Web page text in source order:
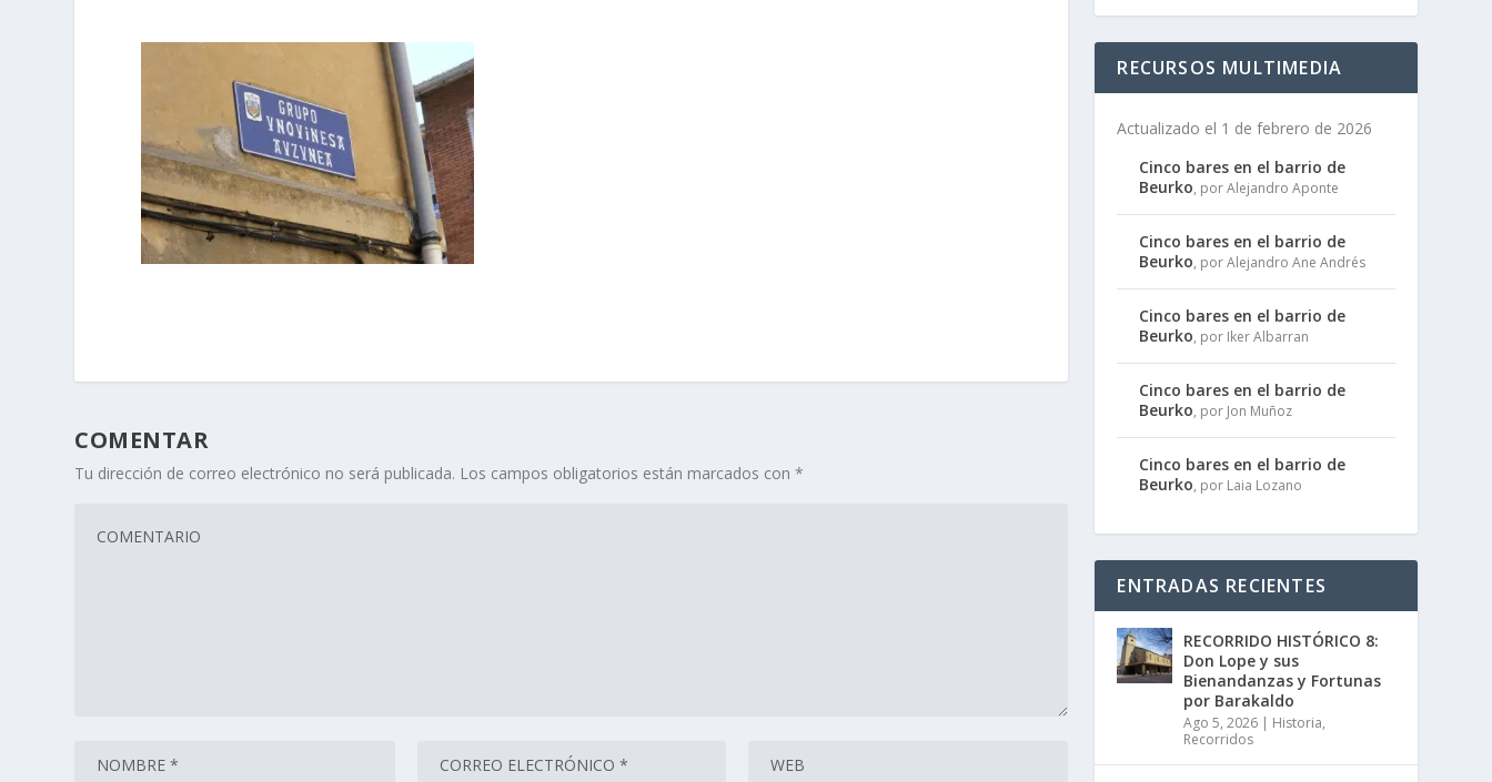
COMENTAR
Tu dirección de correo electrónico no será publicada. Los campos obligatorios están marcados con*
RECURSOS MULTIMEDIA
Actualizado el 1 de febrero de 2026
Cinco bares en el barrio de
Beurko, por Alejandro Aponte
Cinco bares en el barrio de
Beurko, por Alejandro Ane Andrés
Cinco bares en el barrio de
Beurko, por Iker Albarran
Cinco bares en el barrio de
Beurko, por Jon Muñoz
Cinco bares en el barrio de
Beurko, por Laia Lozano
ENTRADAS RECIENTES
RECORRIDO HISTÓRICO 8:
Don Lope y sus
Bienandanzas y Fortunas
por Barakaldo
Ago 5, 2026 | Historia,
Recorridos